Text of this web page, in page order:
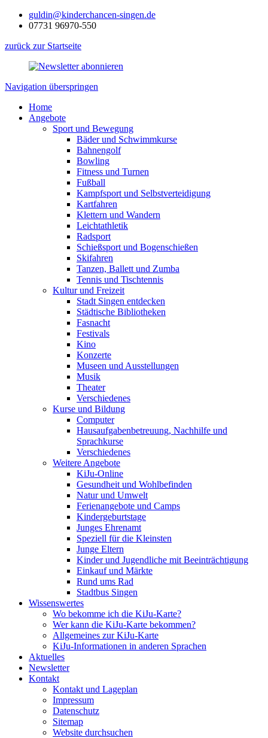
guldin@kinderchancen-singen.de
07731 96970-550
zurück zur Startseite
Navigation überspringen
Home
Angebote
Sport und Bewegung
Bäder und Schwimmkurse
Bahnengolf
Bowling
Fitness und Turnen
Fußball
Kampfsport und Selbstverteidigung
Kartfahren
Klettern und Wandern
Leichtathletik
Radsport
Schießsport und Bogenschießen
Skifahren
Tanzen, Ballett und Zumba
Tennis und Tischtennis
Kultur und Freizeit
Stadt Singen entdecken
Städtische Bibliotheken
Fasnacht
Festivals
Kino
Konzerte
Museen und Ausstellungen
Musik
Theater
Verschiedenes
Kurse und Bildung
Computer
Hausaufgabenbetreuung, Nachhilfe und
Sprachkurse
Verschiedenes
Weitere Angebote
KiJu-Online
Gesundheit und Wohlbefinden
Natur und Umwelt
Ferienangebote und Camps
Kindergeburtstage
Junges Ehrenamt
Speziell für die Kleinsten
Junge Eltern
Kinder und Jugendliche mit Beeinträchtigung
Einkauf und Märkte
Rund ums Rad
Stadtbus Singen
Wissenswertes
Wo bekomme ich die KiJu-Karte?
Wer kann die KiJu-Karte bekommen?
Allgemeines zur KiJu-Karte
KiJu-Informationen in anderen Sprachen
Aktuelles
Newsletter
Kontakt
Kontakt und Lageplan
Impressum
Datenschutz
Sitemap
Website durchsuchen